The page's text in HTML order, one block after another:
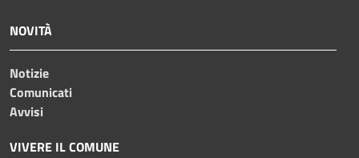
NOVITÀ
Notizie
Comunicati
Avvisi
VIVERE IL COMUNE